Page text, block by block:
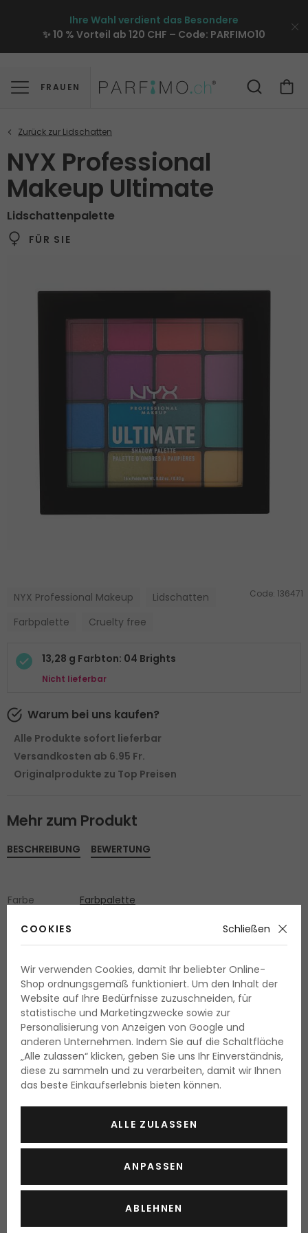
Ihre Wahl verdient das Besondere
✨ 10 % Vorteil ab 120 CHF – Code: PARFIMO10
FRAUEN
NYX Professional
Makeup Ultimate
Lidschattenpalette
FÜR SIE
NYX Professional Makeup
Lidschatten
Farbpalette
Cruelty free
Code: 136471
13,28 g Farbton: 04 Brights
Nicht lieferbar
Warum bei uns kaufen?
Alle Produkte sofort lieferbar
Versandkosten ab 6.95 Fr.
Originalprodukte zu Top Preisen
Mehr zum Produkt
BESCHREIBUNG
Farbe
Farbpalette
BEWERTUNG
Das Produkt hat bis jetzt keine Bewertung erhalten.Bewerten
Sie dieses Produkt als Erster!
PRODUKT BEWERTEN
COOKIES Schließen
Wir verwenden Cookies, damit Ihr beliebter Online-
Shop ordnungsgemäß funktioniert. Um den Inhalt der
Website auf Ihre Bedürfnisse zuzuschneiden, für
statistische und Marketingzwecke sowie zur
Personalisierung von Anzeigen von Google und
anderen Unternehmen. Indem Sie auf die Schaltfläche
„Alle zulassen“ klicken, geben Sie uns Ihr Einverständnis,
diese zu sammeln und zu verarbeiten, damit wir Ihnen
das beste Einkaufserlebnis bieten können.
ALLE ZULASSEN
ANPASSEN
ABLEHNEN